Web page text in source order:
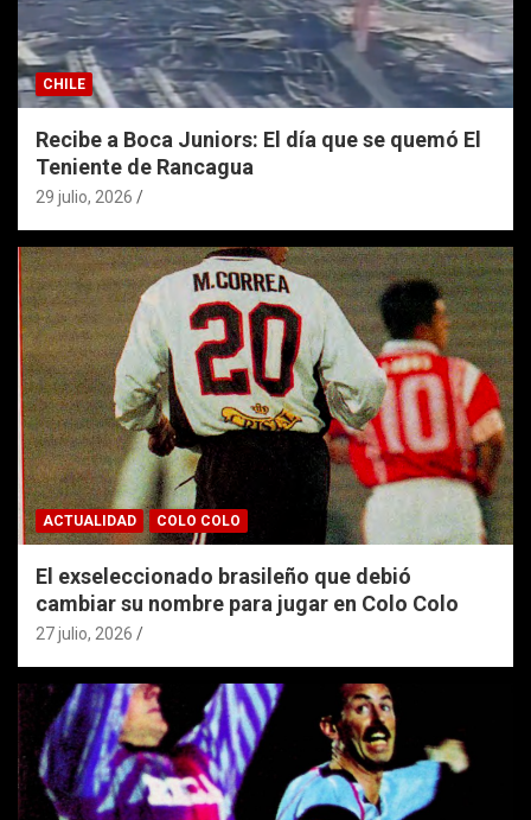
CHILE
Recibe a Boca Juniors: El día que se quemó El
Teniente de Rancagua
29 julio, 2026
ACTUALIDAD COLO COLO
El exseleccionado brasileño que debió
cambiar su nombre para jugar en Colo Colo
27 julio, 2026